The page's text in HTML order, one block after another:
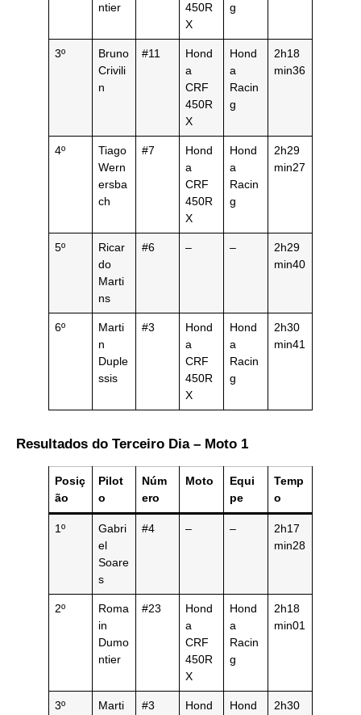
ntier
450R
X
g
3º
Bruno
Crivili
n
#11
Hond
a
CRF
450R
X
Hond
a
Racin
g
2h18
min36
4º
Tiago
Wern
ersba
ch
#7
Hond
a
CRF
450R
X
Hond
a
Racin
g
2h29
min27
5º
Ricar
do
Marti
ns
#6 – –
2h29
min40
6º
Marti
n
Duple
ssis
#3
Hond
a
CRF
450R
X
Hond
a
Racin
g
2h30
min41
Resultados do Terceiro Dia – Moto 1
Posiç
ão
Pilot
o
Núm
ero
Moto
Equi
pe
Temp
o
1º
Gabri
el
Soare
s
#4 – –
2h17
min28
2º
Roma
in
Dumo
ntier
#23
Hond
a
CRF
450R
X
Hond
a
Racin
g
2h18
min01
3º
Marti
#3
Hond
Hond
2h30